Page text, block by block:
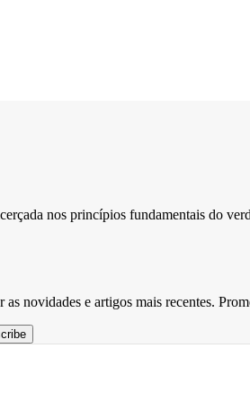
nos princípios fundamentais do
as novidades e artigos mais recentes.